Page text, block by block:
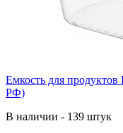
Емкость для
РФ)
В наличии - 139 штук